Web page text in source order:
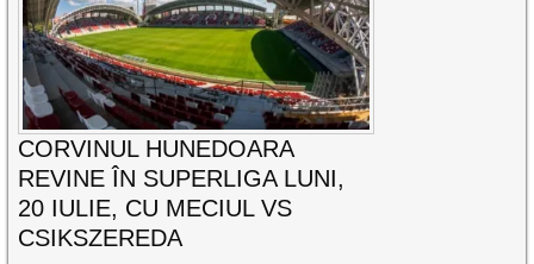
CORVINUL HUNEDOARA
REVINE ÎN SUPERLIGA LUNI,
20 IULIE, CU MECIUL VS
CSIKSZEREDA